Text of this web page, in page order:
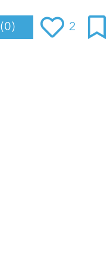
(0) 2